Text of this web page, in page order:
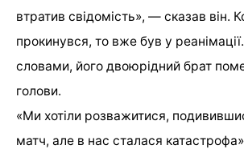
втратив свідомість», — сказав він.
прокинувся, то вже був у
словами, його двоюрідний брат
голови.
«Ми хотіли розважитися,
матч, але в нас сталася